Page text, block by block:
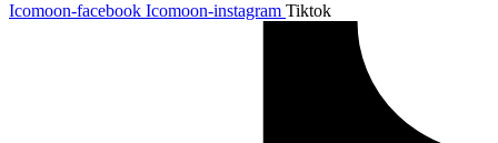
Icomoon-facebook Icomoon-instagram Tiktok